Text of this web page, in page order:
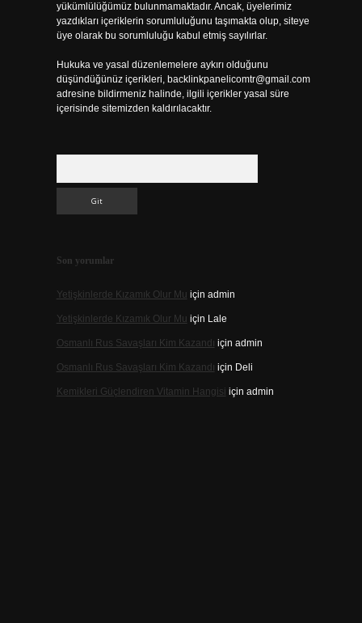
yükümlülüğümüz bulunmamaktadır. Ancak, üyelerimiz
yazdıkları içeriklerin sorumluluğunu taşımakta olup, siteye
üye olarak bu sorumluluğu kabul etmiş sayılırlar.
Hukuka ve yasal düzenlemelere aykırı olduğunu
düşündüğünüz içerikleri, backlinkpanelicomtr@gmail.com
adresine bildirmeniz halinde, ilgili içerikler yasal süre
içerisinde sitemizden kaldırılacaktır.
Son yorumlar
Yetişkinlerde Kızamık Olur Mu için admin
Yetişkinlerde Kızamık Olur Mu için Lale
Osmanlı Rus Savaşları Kim Kazandı için admin
Osmanlı Rus Savaşları Kim Kazandı için Deli
Kemikleri Güçlendiren Vitamin Hangisi için admin